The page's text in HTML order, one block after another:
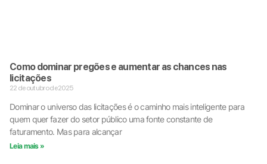
Como dominar pregões e aumentar as chances nas
licitações
22 de outubro de 2025
Dominar o universo das licitações é o caminho mais inteligente para
quem quer fazer do setor público uma fonte constante de
faturamento. Mas para alcançar
Leia mais »